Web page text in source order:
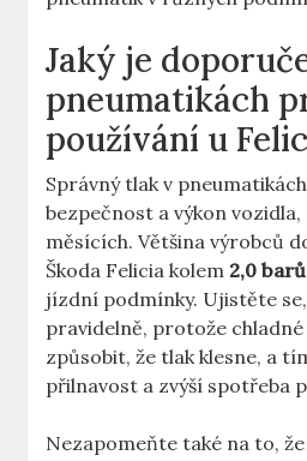
Jaký je
pneumatikách
používání u
Správný tlak v
bezpečnost a výkon
měsících. Většina výrobců
Škoda Felicia kolem 2,0
jízdní podmínky. Ujistěte
pravidelně, protože
způsobit, že tlak klesne, a
přilnavost a zvýší spotřeba
Nezapomeňte také na to,